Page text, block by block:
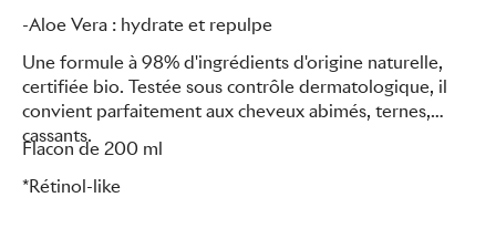
-Aloe Vera : hydrate et repulpe
Une formule à 98% d'ingrédients d'origine naturelle,
certifiée bio. Testée sous contrôle dermatologique, il
convient parfaitement aux cheveux abimés, ternes,
cassants.
Flacon de 200 ml
*Rétinol-like